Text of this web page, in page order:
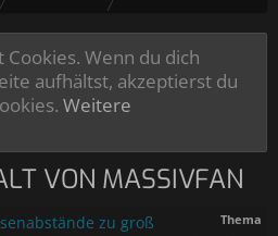
Wenn du dich
aufhältst, akzeptierst du
Weitere
VON MASSIVFAN
Thema
zu groß